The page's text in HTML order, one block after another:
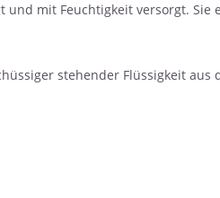
und mit Feuchtigkeit versorgt. Sie
stehender Flüssigkeit aus